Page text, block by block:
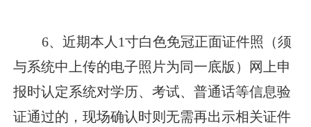
6、近期本人1寸白色免冠正面证件照（须
与系统中上传的电子照片为同一底版）网上申
报时认定系统对学历、考试、普通话等信息验
证通过的，现场确认时则无需再出示相关证件